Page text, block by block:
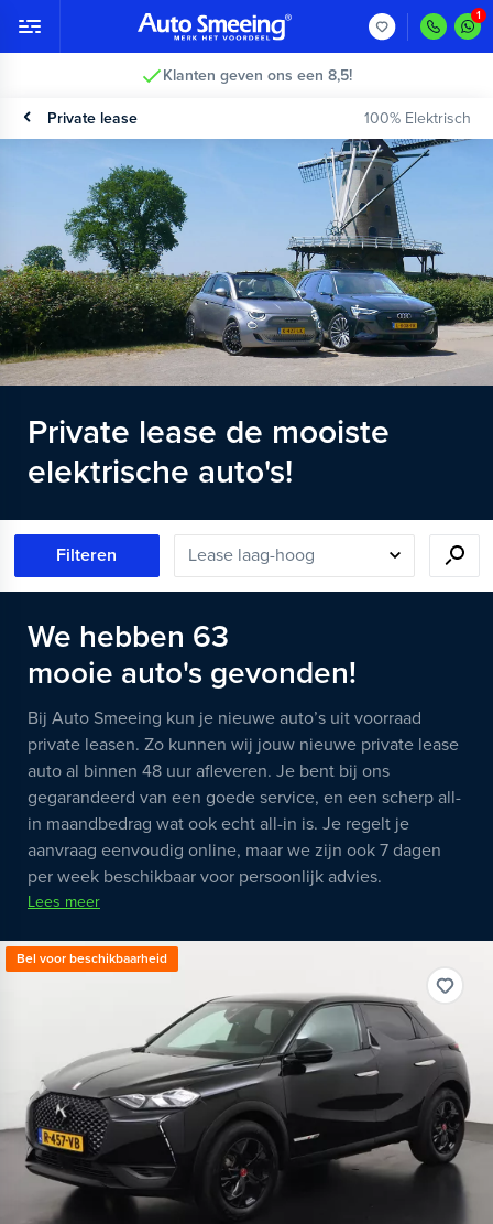
2 jaar garantie >
Private lease 100% Elektrisch
Private lease de mooiste
elektrische auto's!
Filteren
We hebben 63
mooie auto's gevonden!
Bij Auto Smeeing kun je nieuwe auto’s uit voorraad
private leasen. Zo kunnen wij jouw nieuwe private lease
auto al binnen 48 uur afleveren. Je bent bij ons
gegarandeerd van een goede service, en een scherp all-
in maandbedrag wat ook echt all-in is. Je regelt je
aanvraag eenvoudig online, maar we zijn ook 7 dagen
per week beschikbaar voor persoonlijk advies.
Lees meer
Bel voor beschikbaarheid